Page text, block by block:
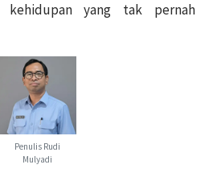
kehidupan yang tak pernah
Penulis Rudi
Mulyadi